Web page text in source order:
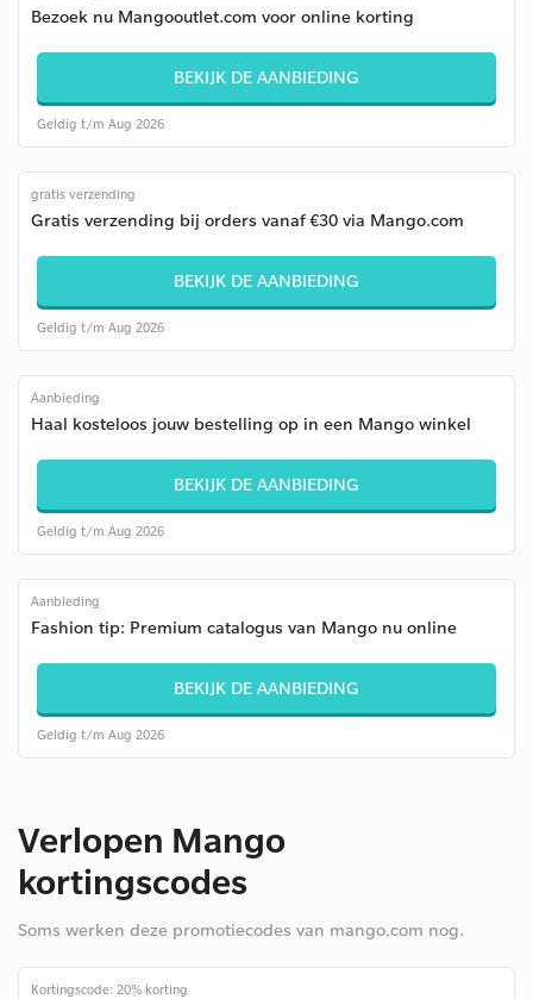
Bezoek nu Mangooutlet.com voor online korting
BEKIJK DE AANBIEDING
Geldig t/m Aug 2026
gratis verzending
Gratis verzending bij orders vanaf €30 via Mango.com
BEKIJK DE AANBIEDING
Geldig t/m Aug 2026
Aanbieding
Haal kosteloos jouw bestelling op in een Mango winkel
BEKIJK DE AANBIEDING
Geldig t/m Aug 2026
Aanbieding
Fashion tip: Premium catalogus van Mango nu online
BEKIJK DE AANBIEDING
Geldig t/m Aug 2026
Verlopen Mango
kortingscodes
Soms werken deze promotiecodes van mango.com nog.
Kortingscode: 20% korting